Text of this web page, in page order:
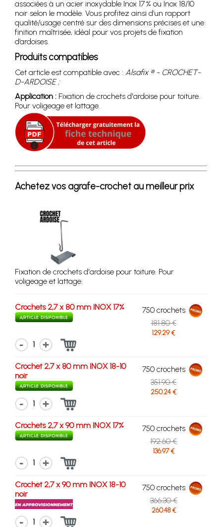
associées à un acier inoxydable Inox 17 % ou Inox 18/10
noir selon le modèle. Vous profitez ainsi d’un rapport
qualité/usage centré sur des dimensions précises et une
finition maîtrisée, idéal pour vos projets de fixation
d’ardoises.
Produits compatibles
Cet article est compatible avec : Alsafix ® - CROCHET-
D-ARDOISE ;
Application : Fixation de crochets d'ardoise pour toiture.
Pour voligeage et lattage.
Achetez vos agrafe-crochet au meilleur prix
Fixation de crochets d'ardoise pour toiture. Pour
voligeage et lattage.
Crochets 2,7 x 80 mm INOX 17%
750 crochets
181.80 €
129.29 €
1
Crochet 2,7 x 80 mm INOX 18-10
noir
750 crochets
351.90 €
250.24 €
1
Crochets 2,7 x 90 mm INOX 17%
750 crochets
192.60 €
136.97 €
1
Crochet 2,7 x 90 mm INOX 18-10
noir
750 crochets
366.30 €
260.48 €
1